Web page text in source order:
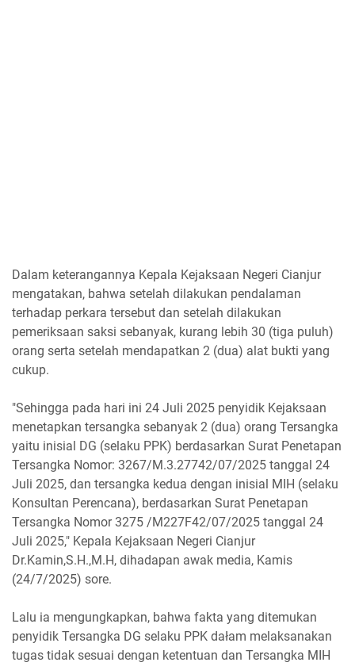
Dalam keterangannya Kepala Kejaksaan Negeri Cianjur
mengatakan, bahwa setelah dilakukan pendalaman
terhadap perkara tersebut dan setelah dilakukan
pemeriksaan saksi sebanyak, kurang lebih 30 (tiga puluh)
orang serta setelah mendapatkan 2 (dua) alat bukti yang
cukup.
"Sehingga pada hari ini 24 Juli 2025 penyidik Kejaksaan
menetapkan tersangka sebanyak 2 (dua) orang Tersangka
yaitu inisial DG (selaku PPK) berdasarkan Surat Penetapan
Tersangka Nomor: 3267/M.3.27742/07/2025 tanggal 24
Juli 2025, dan tersangka kedua dengan inisial MIH (selaku
Konsultan Perencana), berdasarkan Surat Penetapan
Tersangka Nomor 3275 /M227F42/07/2025 tanggal 24
Juli 2025," Kepala Kejaksaan Negeri Cianjur
Dr.Kamin,S.H.,M.H, dihadapan awak media, Kamis
(24/7/2025) sore.
Lalu ia mengungkapkan, bahwa fakta yang ditemukan
penyidik Tersangka DG selaku PPK dałam melaksanakan
tugas tidak sesuai dengan ketentuan dan Tersangka MIH